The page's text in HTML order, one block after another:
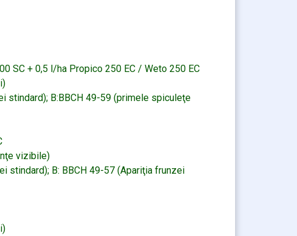
SC + 0,5 l/ha Propico 250 EC / Weto 250 EC
stindard); B:BBCH 49-59 (primele spiculeţe
vizibile)
stindard); B: BBCH 49-57 (Apariţia frunzei